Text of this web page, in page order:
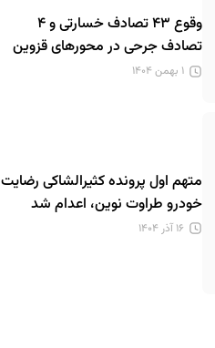
وقوع ۴۳ تصادف خسارتی و ۴
تصادف جرحی در محورهای قزوین
۱ بهمن ۱۴۰۴
متهم اول پرونده کثیرالشاکی رضایت
خودرو طراوت نوین، اعدام شد
۱۶ آذر ۱۴۰۴